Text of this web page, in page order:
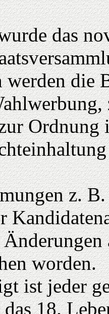
das
die
Ordnung
z.
worden.
ist jeder
18.